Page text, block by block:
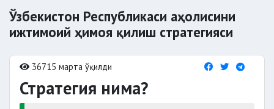
Ўзбекистон Республикаси аҳолисини
ижтимоий ҳимоя қилиш стратегияси
36715 марта ўқилди
Стратегия нима?